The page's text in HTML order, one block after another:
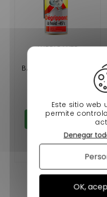
LUBRICANTE
BARDAHL COCHE SIN
Añadir al carrito
Mostrando
Este sitio web
permite
OK,
Denegar